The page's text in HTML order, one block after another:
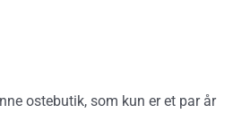
ostebutik, som kun er et par år